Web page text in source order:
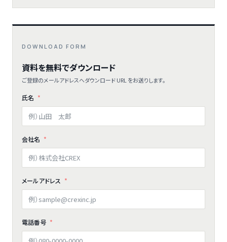
DOWNLOAD FORM
資料を無料でダウンロード
ご登録のメールアドレスへダウンロード URL をお送りします。
氏名
会社名
メールアドレス
電話番号